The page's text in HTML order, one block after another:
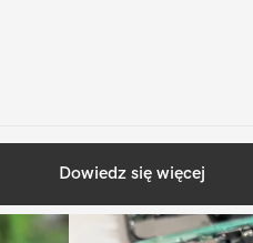
Dowiedz się więcej